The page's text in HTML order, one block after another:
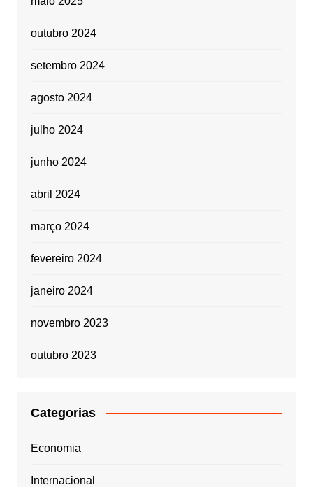
outubro 2024
setembro 2024
agosto 2024
julho 2024
junho 2024
abril 2024
março 2024
fevereiro 2024
janeiro 2024
novembro 2023
outubro 2023
Categorias
Economia
Internacional